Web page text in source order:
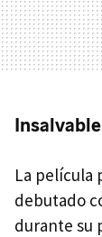
Insalvable
La película
debutado
durante su